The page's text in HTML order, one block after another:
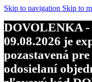
Skip to navigation Skip to
DOVOLENKA -
09.08.2026 je
pozastavená
odosielaní